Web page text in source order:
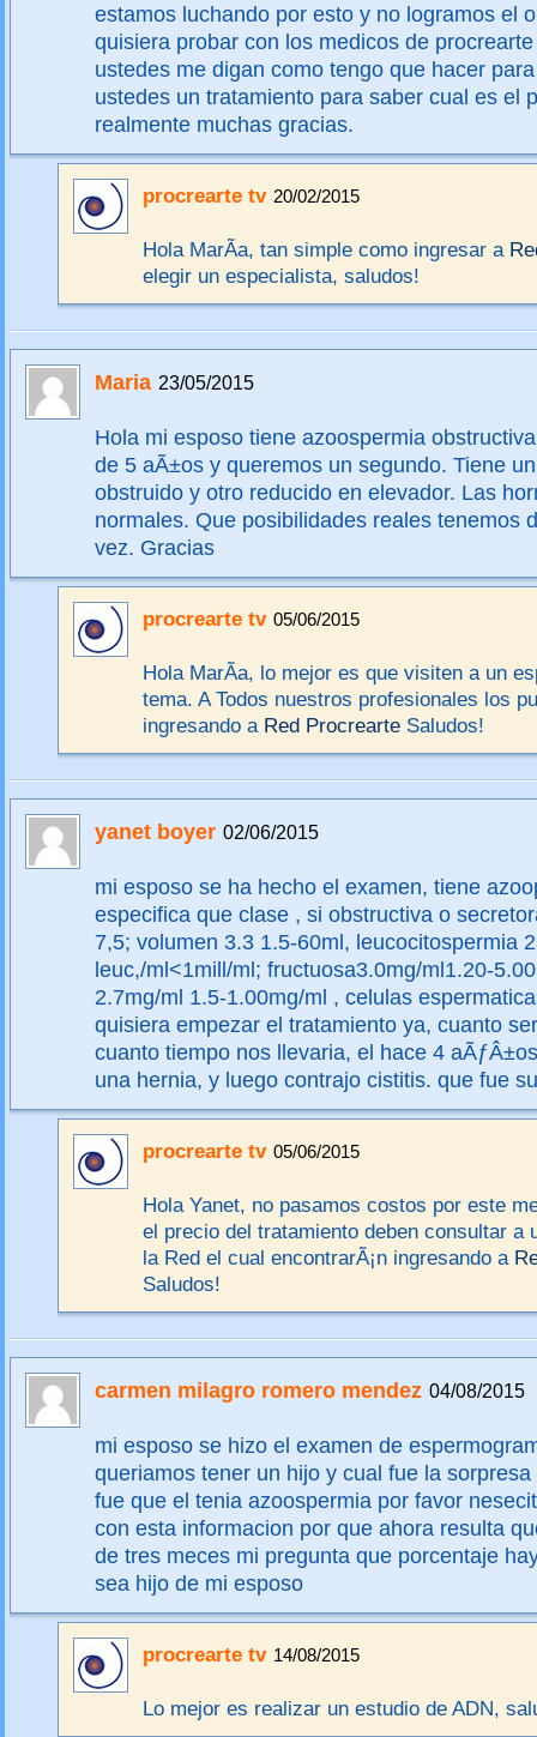
estamos luchando por esto y no logramos el
quisiera probar con los medicos de
ustedes me digan como tengo que hacer
ustedes un tratamiento para saber cual es el
realmente muchas gracias.
procrearte tv 20/02/2015
Hola MarÃ­a, tan simple como ingresar a
elegir un especialista, saludos!
Maria 23/05/2015
Hola mi esposo tiene azoospermia
de 5 aÃ±os y queremos un segundo. Tiene
obstruido y otro reducido en elevador. Las
normales. Que posibilidades reales tenemos
vez. Gracias
procrearte tv 05/06/2015
Hola MarÃ­a, lo mejor es que visiten a un
tema. A Todos nuestros profesionales los
ingresando a Red Procrearte Saludos!
yanet boyer 02/06/2015
mi esposo se ha hecho el examen, tiene
especifica que clase , si obstructiva o
7,5; volumen 3.3 1.5-60ml, leucocitospermia
leuc,/ml<1mill/ml; fructuosa3.0mg/ml1.20-
2.7mg/ml 1.5-1.00mg/ml , celulas
quisiera empezar el tratamiento ya, cuanto
cuanto tiempo nos llevaria, el hace 4
una hernia, y luego contrajo cistitis. que fue
procrearte tv 05/06/2015
Hola Yanet, no pasamos costos por este
el precio del tratamiento deben consultar a
la Red el cual encontrarÃ¡n ingresando a
Saludos!
carmen milagro romero mendez 04/08/2015
mi esposo se hizo el examen de
queriamos tener un hijo y cual fue la
fue que el tenia azoospermia por favor
con esta informacion por que ahora resulta
de tres meces mi pregunta que porcentaje
sea hijo de mi esposo
procrearte tv 14/08/2015
Lo mejor es realizar un estudio de ADN,